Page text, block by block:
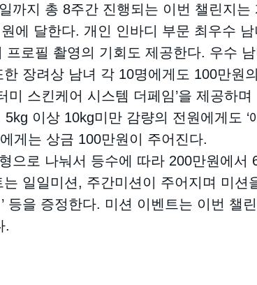
까지 총 8주간 진행되는 이번 챌린지
에 달한다. 개인 인바디 부문 최우수
로필 촬영의 기회도 제공한다. 우수
장려상 남녀 각 10명에게도 100만원
스킨케어 시스템 더페임’을 제공하
이상 10kg미만 감량의 전원에게도
게는 상금 100만원이 주어진다.
으로 나눠서 등수에 따라 200만원에서
일일미션, 주간미션이 주어지며 미션
등을 증정한다. 미션 이벤트는 이번 챌
.